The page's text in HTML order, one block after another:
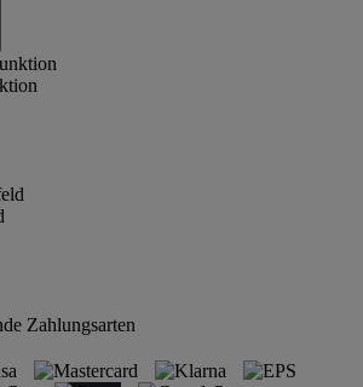
Zahlungsarten